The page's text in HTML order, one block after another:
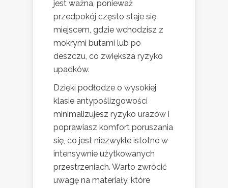
jest ważna, ponieważ
przedpokój często staje się
miejscem, gdzie wchodzisz z
mokrymi butami lub po
deszczu, co zwiększa ryzyko
upadków.
Dzięki podłodze o wysokiej
klasie antypoślizgowości
minimalizujesz ryzyko urazów i
poprawiasz komfort poruszania
się, co jest niezwykle istotne w
intensywnie użytkowanych
przestrzeniach. Warto zwrócić
uwagę na materiały, które